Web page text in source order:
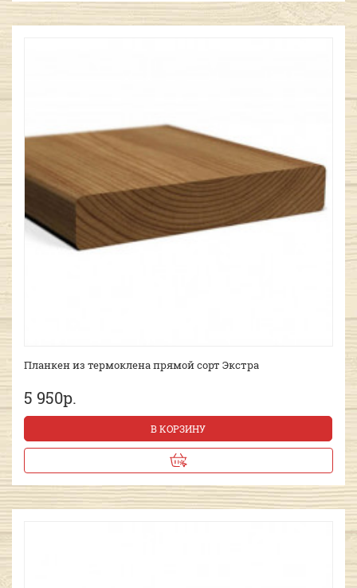
Планкен из термоклена прямой сорт Экстра
5 950р.
В КОРЗИНУ